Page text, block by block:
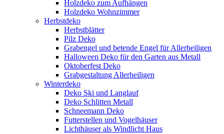
Holzdeko zum Aufhängen
Holzdeko Wohnzimmer
Herbstdeko
Herbstblätter
Pilz Deko
Grabengel und betende Engel für Allerheiligen
Halloween Deko für den Garten aus Metall
Oktoberfest Deko
Grabgestaltung Allerheiligen
Winterdeko
Deko Ski und Langlauf
Deko Schlitten Metall
Schneemann Deko
Futterstellen und Vogelhäuser
Lichthäuser als Windlicht Haus